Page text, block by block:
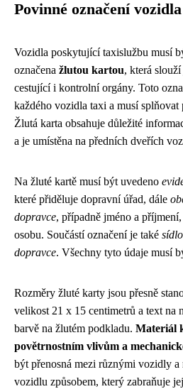
Povinné označení
Vozidla poskytující taxislužbu musí
označena žlutou kartou, která
cestující i kontrolní orgány. Toto
každého vozidla taxi a musí splňovat
Žlutá karta obsahuje důležité
a je umístěna na předních dveřích
Na žluté kartě musí být uvedeno
které přiděluje dopravní úřad, dále
dopravce, případně jméno a
osobu. Součástí označení je také
dopravce. Všechny tyto údaje musí
Rozměry žluté karty jsou přesně
velikost 21 x 15 centimetrů a text na
barvě na žlutém podkladu. Materiál
povětrnostním vlivům a
být přenosná mezi různými vozidly
vozidlu způsobem, který zabraňuje